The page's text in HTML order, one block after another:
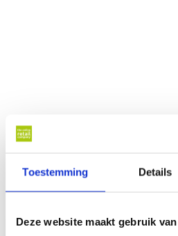
Toestemming Details
Deze website maakt gebruik
29,95
Op voorraad
Op werkdagen voor 17 u besteld,